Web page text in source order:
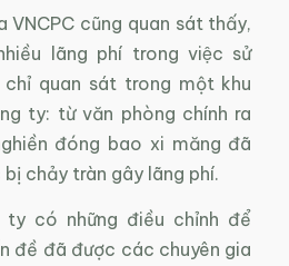
VNCPC cũng quan sát thấy,
lãng phí trong việc sử
chỉ quan sát trong một khu
ty: từ văn phòng chính ra
đóng bao xi măng đã
chảy tràn gây lãng phí.
có những điều chỉnh để
đề đã được các chuyên gia